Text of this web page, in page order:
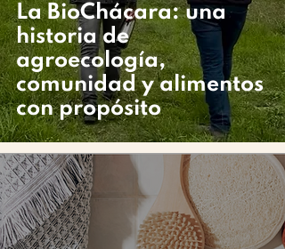
La BioChácara: una
historia de
agroecología,
comunidad y alimentos
con propósito